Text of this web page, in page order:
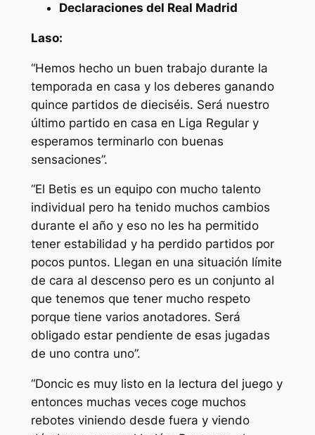
Declaraciones del Real Madrid
Laso:
“Hemos hecho un buen trabajo durante la
temporada en casa y los deberes ganando
quince partidos de dieciséis. Será nuestro
último partido en casa en Liga Regular y
esperamos terminarlo con buenas
sensaciones”.
“El Betis es un equipo con mucho talento
individual pero ha tenido muchos cambios
durante el año y eso no les ha permitido
tener estabilidad y ha perdido partidos por
pocos puntos. Llegan en una situación límite
de cara al descenso pero es un conjunto al
que tenemos que tener mucho respeto
porque tiene varios anotadores. Será
obligado estar pendiente de esas jugadas
de uno contra uno”.
“Doncic es muy listo en la lectura del juego y
entonces muchas veces coge muchos
rebotes viniendo desde fuera y viendo